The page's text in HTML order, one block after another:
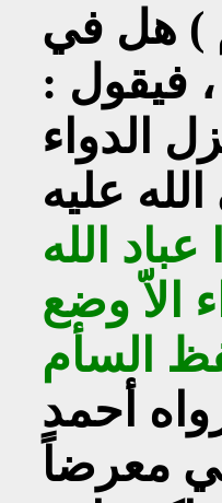
) هل في
فيقول :
الدواء
عليه
عباد الله
الاّ وضع
السأم
معرضاً